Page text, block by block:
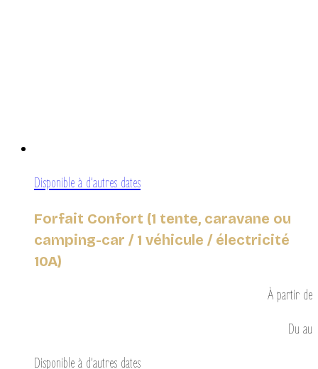
Disponible à d’autres dates
Forfait Confort (1 tente, caravane ou
camping-car / 1 véhicule / électricité
10A)
À partir de
Du au
Disponible à d’autres dates